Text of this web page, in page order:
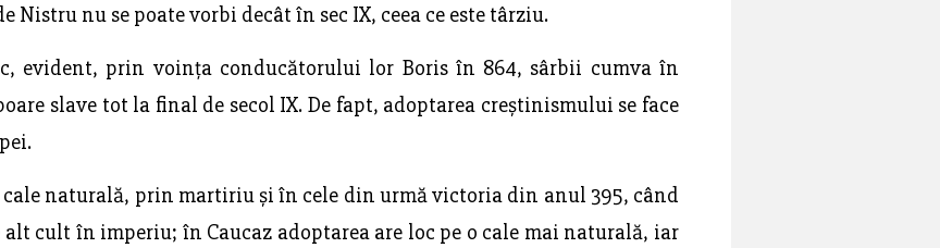
Nistru nu se poate vorbi decât în sec IX, ceea ce este târziu.
evident, prin voința conducătorului lor Boris în 864, sârbii cumva în
slave tot la final de secol IX. De fapt, adoptarea creștinismului se face
naturală, prin martiriu și în cele din urmă victoria din anul 395, când
cult în imperiu; în Caucaz adoptarea are loc pe o cale mai naturală, iar